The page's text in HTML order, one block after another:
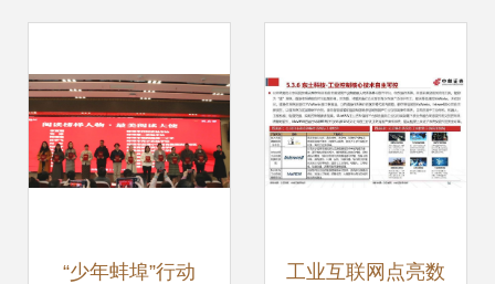
“少年蚌埠”行动 工业互联网点亮数